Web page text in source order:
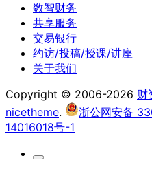
数智财务
共享服务
交易银行
约访/投稿/授课/讲座
关于我们
Copyright © 2006-2026 财
nicetheme. 浙公网安备
14016018号-1